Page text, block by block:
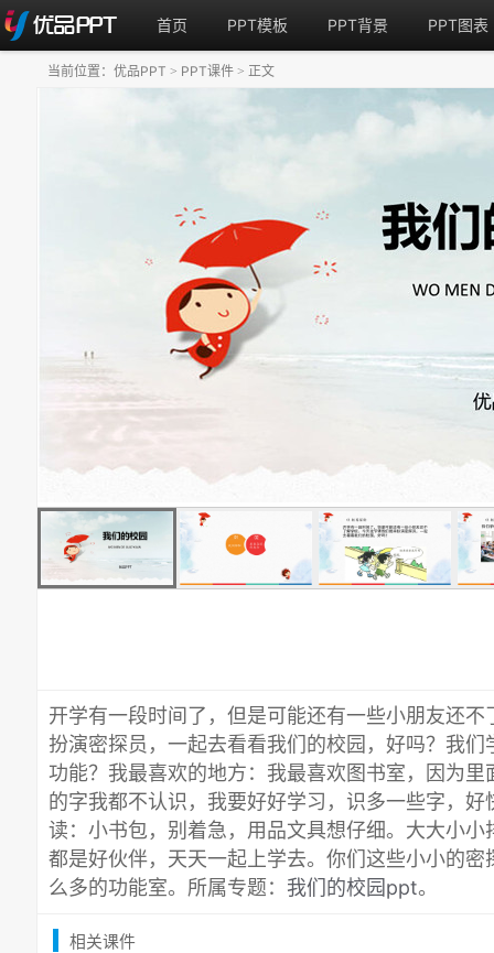
首页 PPT模板 PPT背景 PPT图表
开学有一段时间了，但是可能还有一些小朋友还
扮演密探员，一起去看看我们的校园，好吗？我
功能？我最喜欢的地方：我最喜欢图书室，因为
的字我都不认识，我要好好学习，识多一些字，
读：小书包，别着急，用品文具想仔细。大大小
都是好伙伴，天天一起上学去。你们这些小小的
么多的功能室。所属专题： 我们的校园ppt。
当前位置： 优品PPT > PPT课件 > 正文
相关课件